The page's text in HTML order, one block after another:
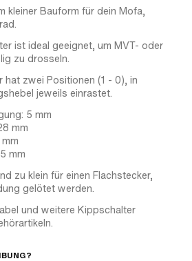
kleiner Bauform für dein Mofa,
ist ideal geeignet, um MVT- oder
zu drosseln.
zwei Positionen (1 - 0), in
jeweils einrastet.
5 mm
mm
mm
zu klein für einen Flachstecker,
gelötet werden.
und weitere Kippschalter